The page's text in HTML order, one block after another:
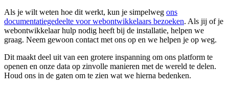
Als je wilt weten hoe dit werkt, kun je simpelweg ons
documentatiegedeelte voor webontwikkelaars bezoeken. Als jij of je
webontwikkelaar hulp nodig heeft bij de installatie, helpen we
graag. Neem gewoon contact met ons op en we helpen je op weg.
Dit maakt deel uit van een grotere inspanning om ons platform te
openen en onze data op zinvolle manieren met de wereld te delen.
Houd ons in de gaten om te zien wat we hierna bedenken.